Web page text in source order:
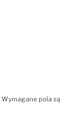
Wymagane pola są